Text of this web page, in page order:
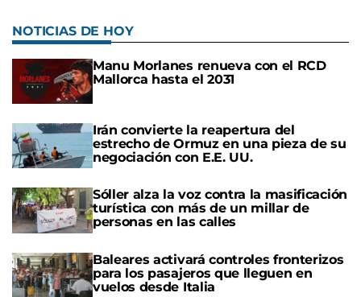
NOTICIAS DE HOY
Manu Morlanes renueva con el RCD
Mallorca hasta el 2031
Irán convierte la reapertura del
estrecho de Ormuz en una pieza de su
negociación con E.E. UU.
Sóller alza la voz contra la masificación
turística con más de un millar de
personas en las calles
Baleares activará controles fronterizos
para los pasajeros que lleguen en
vuelos desde Italia